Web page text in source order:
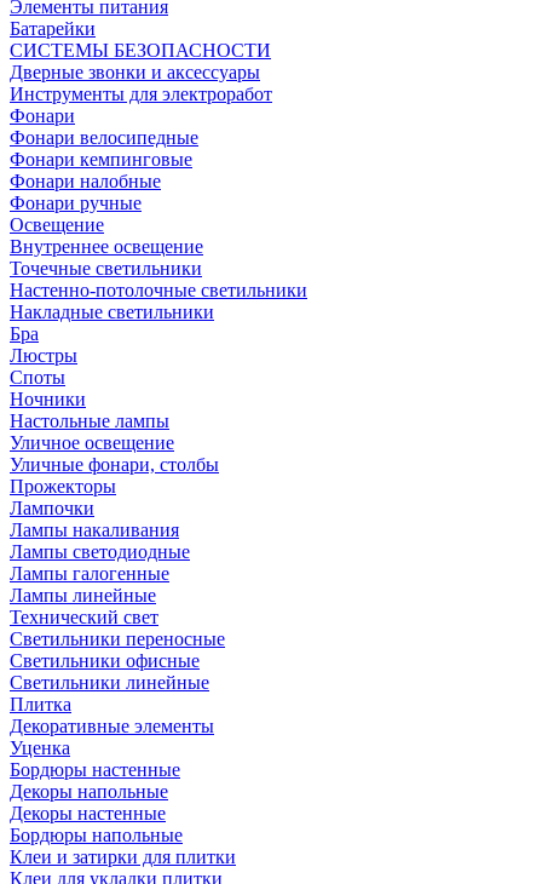
Элементы питания
Батарейки
СИСТЕМЫ БЕЗОПАСНОСТИ
Дверные звонки и аксессуары
Инструменты для электроработ
Фонари
Фонари велосипедные
Фонари кемпинговые
Фонари налобные
Фонари ручные
Освещение
Внутреннее освещение
Точечные светильники
Настенно-потолочные светильники
Накладные светильники
Бра
Люстры
Споты
Ночники
Настольные лампы
Уличное освещение
Уличные фонари, столбы
Прожекторы
Лампочки
Лампы накаливания
Лампы светодиодные
Лампы галогенные
Лампы линейные
Технический свет
Светильники переносные
Светильники офисные
Светильники линейные
Плитка
Декоративные элементы
Уценка
Бордюры настенные
Декоры напольные
Декоры настенные
Бордюры напольные
Клеи и затирки для плитки
Клеи для укладки плитки